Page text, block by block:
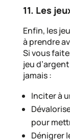
11. Les
Enfin, les
à prendre
Si vous
jeu
jamais :
Inciter à
pour
Dénigrer